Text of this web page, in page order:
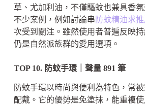
草、尤加利油，不僅驅蚊也兼具香
不少案例，例如討論串 防蚊精油求
次受到關注。雖然使用者普遍反映
仍是自然派族群的愛用選項。
TOP 10. 防蚊手環｜聲量 891 筆
防蚊手環以時尚與便利為特色，常
配戴。它的優勢是免塗抹，能重複